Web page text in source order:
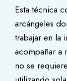
Esta técnica
arcángeles
trabajar en la
acompañar a
no se